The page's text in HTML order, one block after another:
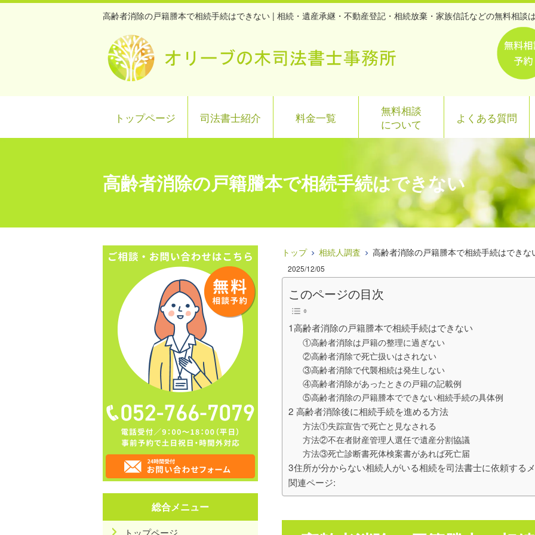
高齢者消除の戸籍謄本で相続手続はできない | 相続・遺産承継・不動産登記・相続放棄・家族信託などの無料相談
トップページ 司法書士紹介 料金一覧
無料相談
について
よくある質問
高齢者消除の戸籍謄本で相続手続はできない
トップ 相続人調査 高齢者消除の戸籍謄本で相続手続はできな
2025/12/05
このページの目次
1高齢者消除の戸籍謄本で相続手続はできない
①高齢者消除は戸籍の整理に過ぎない
②高齢者消除で死亡扱いはされない
③高齢者消除で代襲相続は発生しない
④高齢者消除があったときの戸籍の記載例
⑤高齢者消除の戸籍謄本でできない相続手続の具体例
2 高齢者消除後に相続手続を進める方法
方法①失踪宣告で死亡と見なされる
方法②不在者財産管理人選任で遺産分割協議
方法③死亡診断書死体検案書があれば死亡届
3住所が分からない相続人がいる相続を司法書士に依頼する
関連ページ:
総合メニュー
トップページ